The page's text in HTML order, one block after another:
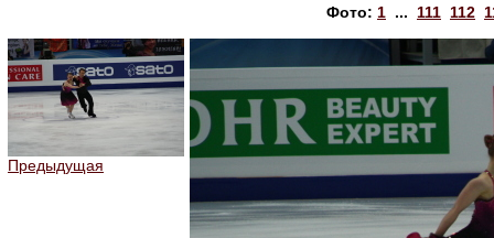
Фото: 1 ... 111 112
Предыдущая